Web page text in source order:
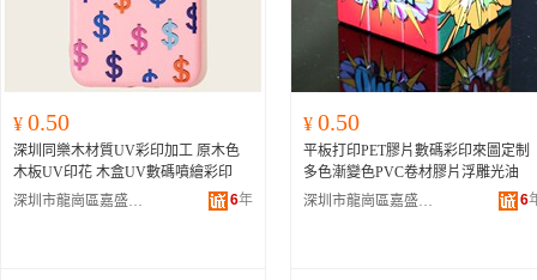
¥ 0.50
深圳同樂木材質UV彩印加工 原木色
木板UV印花 木盒UV數碼噴繪彩印
深圳市龍崗區嘉盛圖彩印加工廠
6年
¥ 0.50
平板打印PET膠片數碼彩印來圖定制
多色漸變色PVC卷材膠片浮雕光油
深圳市龍崗區嘉盛圖彩印加工廠
6